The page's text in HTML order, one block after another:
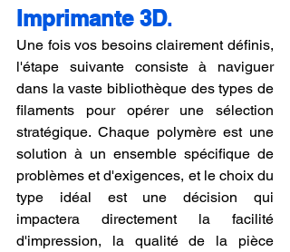
Imprimante 3D.
Une fois vos besoins clairement définis,
l'étape suivante consiste à naviguer
dans la vaste bibliothèque des types de
filaments pour opérer une sélection
stratégique. Chaque polymère est une
solution à un ensemble spécifique de
problèmes et d'exigences, et le choix du
type idéal est une décision qui
impactera directement la facilité
d'impression, la qualité de la pièce